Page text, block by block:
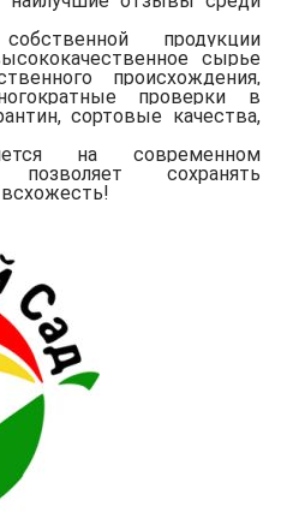
продукции
сырье
происхождения,
проверки в
сортовые качества,
на современном
сохранять